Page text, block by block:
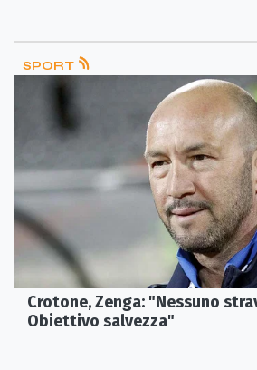
SPORT
Crotone, Zenga: "Nessuno
Obiettivo salvezza"